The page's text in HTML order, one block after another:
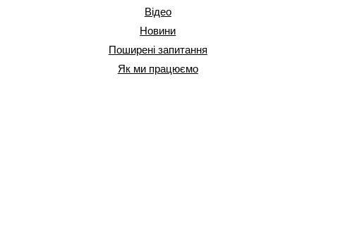
Відео
Новини
Поширені запитання
Як ми працюємо